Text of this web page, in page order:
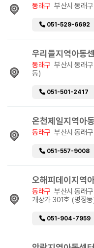
동래구 부산시 동래
051-529-6692
우리들지역아동
동래구 부산시 동래
동)
051-501-2417
온천제일지역아
동래구 부산시 동래
051-557-9008
오해피데이지역
동래구 부산시 동래
개상가 301호 (명장
051-904-7959